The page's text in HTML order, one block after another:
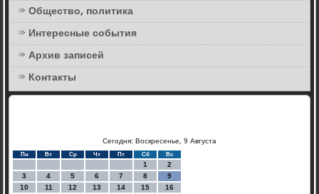
Общество, политика
Интересные события
Архив записей
Контакты
Сегодня: Воскресенье, 9 Августа
Пн Вт Ср Чт Пт Сб Вс
1
2
3
4 5 6 7 8
9
10
11 12 13 14 15
16